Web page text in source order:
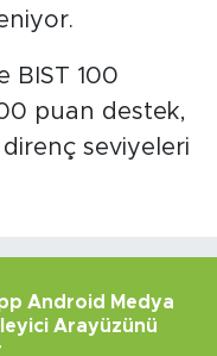
BIST 100
puan destek,
seviyeleri
Android Medya
Arayüzünü